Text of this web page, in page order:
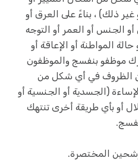
ذلك) ، بناءً على العرق أو
أو الجنس أو العمر أو التوجه
المواطنة أو الإعاقة أو
موظفو بنفسج والموظفون
الظروف في أي شكل من
(الجسدية أو الجنسية أو
أو بأي طريقة أخرى تنتهك
المختصرة.